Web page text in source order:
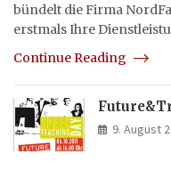
bündelt die Firma
erstmals Ihre
Continue Reading
9. August